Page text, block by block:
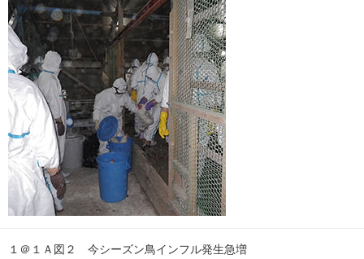
１＠１Ａ図２ 今シーズン鳥インフル発生急増